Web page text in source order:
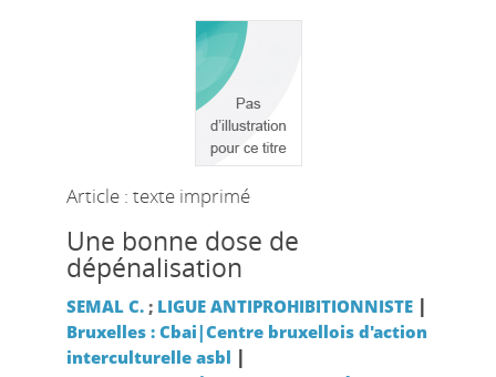
Article : texte imprimé
Une bonne dose de
dépénalisation
SEMAL C.; LIGUE ANTIPROHIBITIONNISTE |
Bruxelles : Cbai|Centre bruxellois d'action
interculturelle asbl |